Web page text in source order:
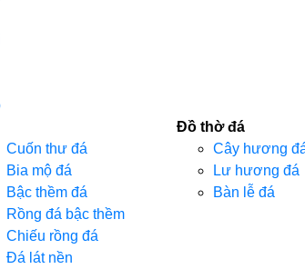
Cuốn thư đá
Bia mộ đá
Bậc thềm đá
Rồng đá bậc thềm
Chiếu rồng đá
Đá lát nền
Đồ thờ đá
Cây hương
Lư hương đá
Bàn lễ đá